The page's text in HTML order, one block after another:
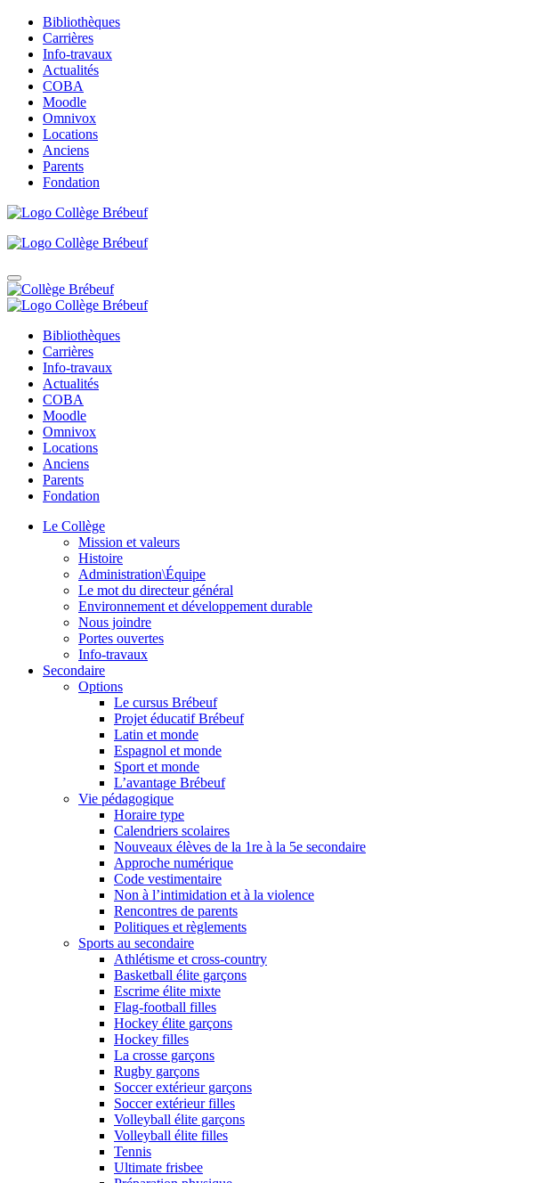
Bibliothèques
Carrières
Info-travaux
Actualités
COBA
Moodle
Omnivox
Locations
Anciens
Parents
Fondation
Bibliothèques
Carrières
Info-travaux
Actualités
COBA
Moodle
Omnivox
Locations
Anciens
Parents
Fondation
Le Collège
Mission et valeurs
Histoire
Administration\Équipe
Le mot du directeur général
Environnement et développement durable
Nous joindre
Portes ouvertes
Info-travaux
Secondaire
Options
Le cursus Brébeuf
Projet éducatif Brébeuf
Latin et monde
Espagnol et monde
Sport et monde
L’avantage Brébeuf
Vie pédagogique
Horaire type
Calendriers scolaires
Nouveaux élèves de la 1re à la 5e secondaire
Approche numérique
Code vestimentaire
Non à l’intimidation et à la violence
Rencontres de parents
Politiques et règlements
Sports au secondaire
Athlétisme et cross-country
Basketball élite garçons
Escrime élite mixte
Flag-football filles
Hockey élite garçons
Hockey filles
La crosse garçons
Rugby garçons
Soccer extérieur garçons
Soccer extérieur filles
Volleyball élite garçons
Volleyball élite filles
Tennis
Ultimate frisbee